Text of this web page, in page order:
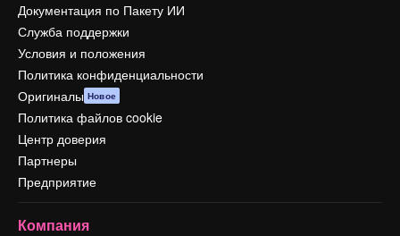
Документация по Пакету ИИ
Служба поддержки
Условия и положения
Политика конфиденциальности
Оригиналы Новое
Политика файлов cookie
Центр доверия
Партнеры
Предприятие
Компания